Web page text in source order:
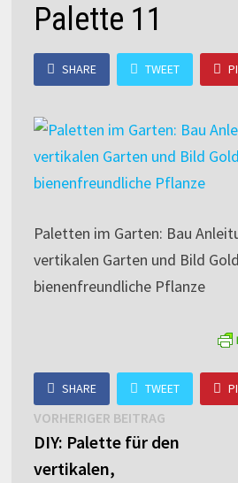
Palette 11
SHARE TWEET
Paletten im Garten: Bau
vertikalen Garten und Bild
bienenfreundliche Pflanze
SHARE TWEET
Beitragsnavigation
VORHERIGER BEITRAGVorheriger
Beitrag:
DIY: Palette für den
vertikalen,